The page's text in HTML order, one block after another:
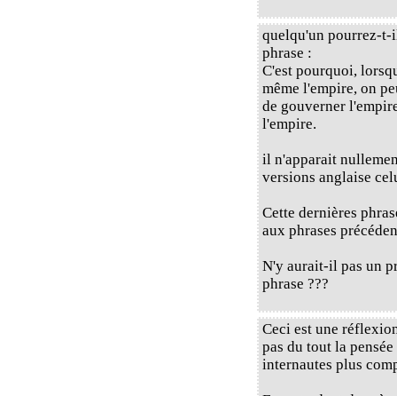
quelqu'un pourrez-
phrase :
C'est pourquoi,
même l'empire, on
de gouverner
l'empire.
il n'apparait
versions anglaise
Cette dernières
aux phrases
N'y aurait-il pas un
phrase ???
Ceci est une
pas du tout la
internautes plus